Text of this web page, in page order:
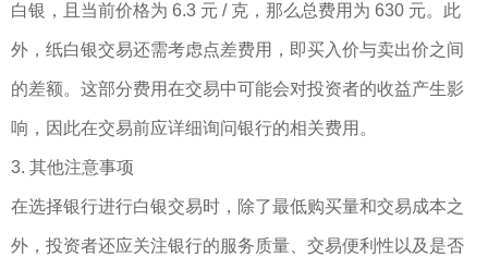
白银，且当前价格为 6.3 元 / 克，那么总费用为 630 元。此
外，纸白银交易还需考虑点差费用，即买入价与卖出价之间
的差额。这部分费用在交易中可能会对投资者的收益产生影
响，因此在交易前应详细询问银行的相关费用。
3. 其他注意事项
在选择银行进行白银交易时，除了最低购买量和交易成本之
外，投资者还应关注银行的服务质量、交易便利性以及是否